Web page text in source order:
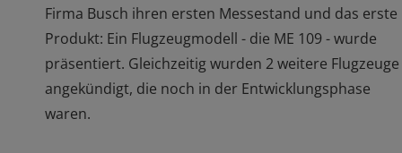
Firma Busch ihren ersten Messestand und das erste
Produkt: Ein Flugzeugmodell - die ME 109 - wurde
präsentiert. Gleichzeitig wurden 2 weitere Flugzeuge
angekündigt, die noch in der Entwicklungsphase
waren.